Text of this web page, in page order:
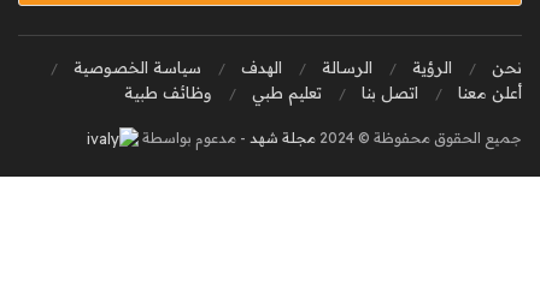
نحن الرؤية الرسالة الهدف
سياسة الخصوصية
أعلن معنا
اتصل بنا تعليم طبي وظائف طبية
جميع الحقوق محفوظة © 2024 مجلة شهد - مدعوم بواسطة